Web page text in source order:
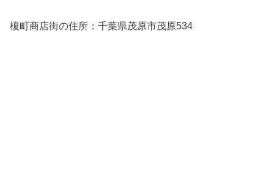
榎町商店街の住所：千葉県茂原市茂原534